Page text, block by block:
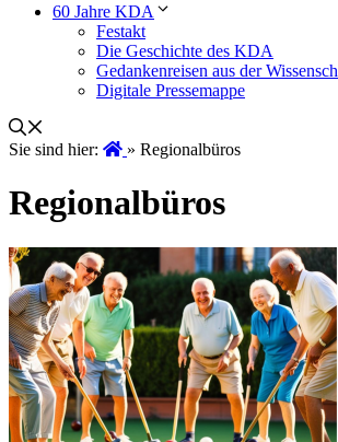
60 Jahre KDA
Festakt
Die Geschichte des KDA
Gedankenreisen aus der
Digitale Pressemappe
Sie sind hier: » Regionalbüros
Regionalbüros